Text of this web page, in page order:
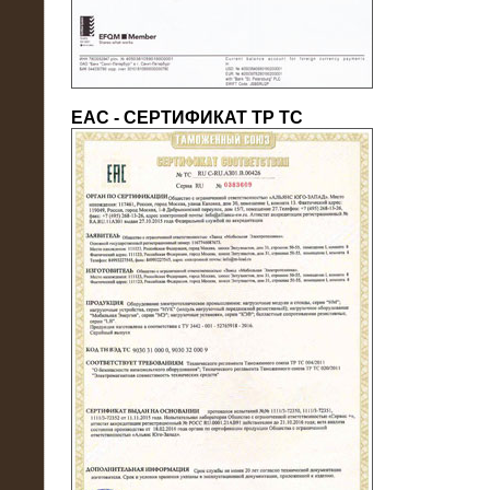
22.05.2016
Нагрузочный модуль в контейнере
10 МВт (0,4 кВ - напряжение)
ЕАС - СЕРТИФИКАТ ТР ТС